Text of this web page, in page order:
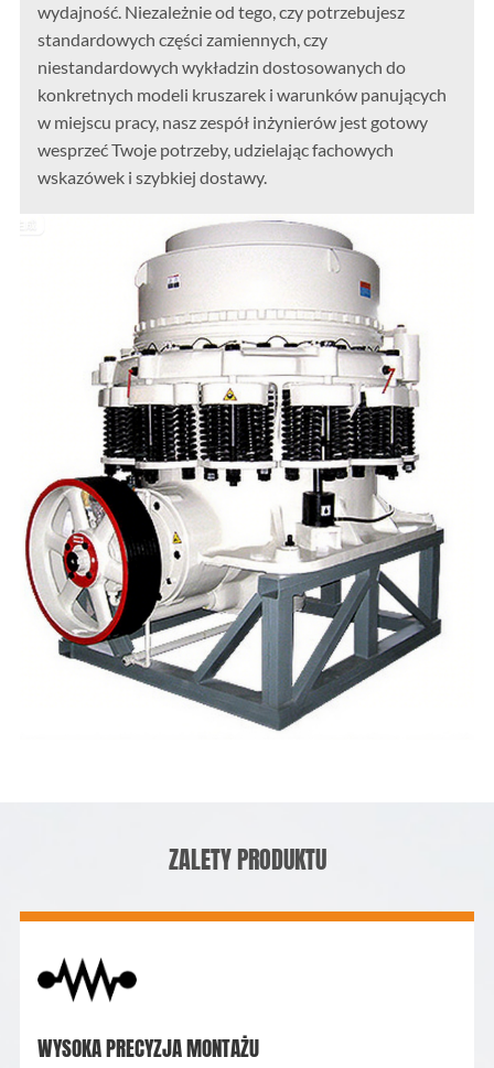
wydajność. Niezależnie od tego, czy potrzebujesz
standardowych części zamiennych, czy
niestandardowych wykładzin dostosowanych do
konkretnych modeli kruszarek i warunków panujących
w miejscu pracy, nasz zespół inżynierów jest gotowy
wesprzeć Twoje potrzeby, udzielając fachowych
wskazówek i szybkiej dostawy.
ZALETY PRODUKTU
WYSOKA PRECYZJA MONTAŻU